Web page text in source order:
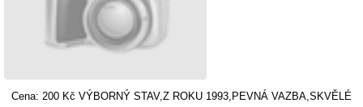
Cena: 200 Kč VÝBORNÝ STAV,Z ROKU 1993,PEVNÁ VAZBA,SKVĚLÉ